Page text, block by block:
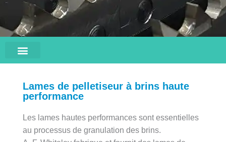
Lames de pelletiseur à brins haute
performance
Les lames hautes performances sont essentielles
au processus de granulation des brins.